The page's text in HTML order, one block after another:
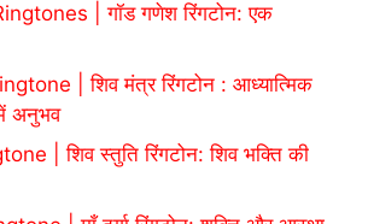
| गॉड गणेश रिंगटोन: एक
| शिव मंत्र रिंगटोन : आध्यात्मिक
अनुभव
| शिव स्तुति रिंगटोन: शिव भक्ति की